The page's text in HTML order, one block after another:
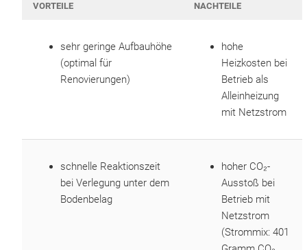
VORTEILE NACHTEILE
sehr geringe Aufbauhöhe
(optimal für
Renovierungen)
hohe
Heizkosten bei
Betrieb als
Alleinheizung
mit Netzstrom
schnelle Reaktionszeit
bei Verlegung unter dem
Bodenbelag
hoher CO₂-
Ausstoß bei
Betrieb mit
Netzstrom
(Strommix: 401